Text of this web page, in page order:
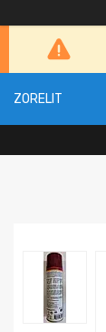
ZORELIT